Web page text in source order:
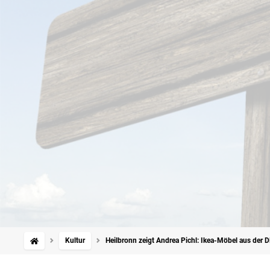
Kultur Heilbronn zeigt Andrea Pichl: Ikea-Möbel aus der